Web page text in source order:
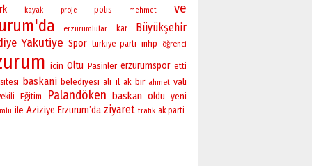
kayak proje polis mehmet ve
erzurumlular kar
Büyükşehir
Yakutiye Spor turkiye parti mhp öğrenci
icin Oltu Pasinler erzurumspor etti
baskani belediyesi ali il ak bir ahmet vali
Eğitim Palandöken baskan oldu yeni
ile Aziziye Erzurum’da ziyaret trafik ak parti